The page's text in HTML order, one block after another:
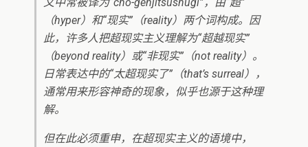
文中常被译为“cho-genjitsushugi”，由“超”
（hyper）和“现实”（reality）两个词构成。因
此，许多人把超现实主义理解为“超越现实”
（beyond reality）或“非现实”（not reality）。
日常表达中的“太超现实了”（that’s surreal），
通常用来形容神奇的现象，似乎也源于这种理
解。
但在此必须重申，在超现实主义的语境中，